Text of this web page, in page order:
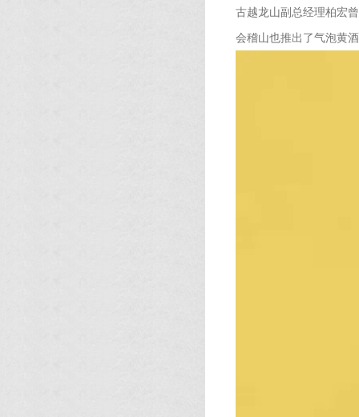
古越龙山副总经理柏宏
会稽山也推出了气泡黄